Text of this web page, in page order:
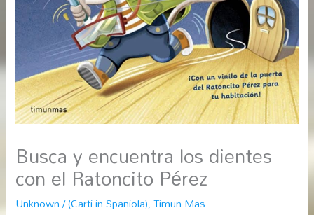
Busca y encuentra los dientes
con el Ratoncito Pérez
Unknown/(Carti in Spaniola),Timun Mas